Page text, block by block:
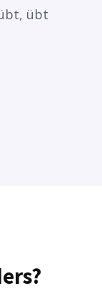
übt